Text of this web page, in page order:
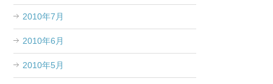
2010年7月
2010年6月
2010年5月